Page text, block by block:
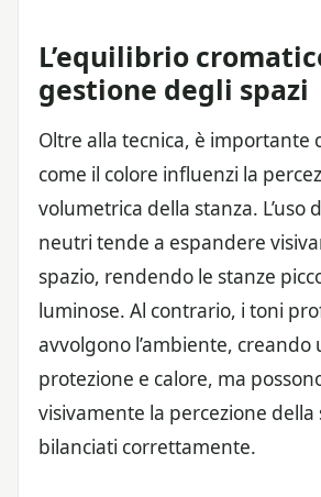
L’equilibrio
gestione degli spazi
Oltre alla tecnica, è importante
come il colore influenzi la
volumetrica della stanza. L’uso
neutri tende a espandere
spazio, rendendo le stanze
luminose. Al contrario, i toni
avvolgono l’ambiente, creando
protezione e calore, ma
visivamente la percezione della
bilanciati correttamente.